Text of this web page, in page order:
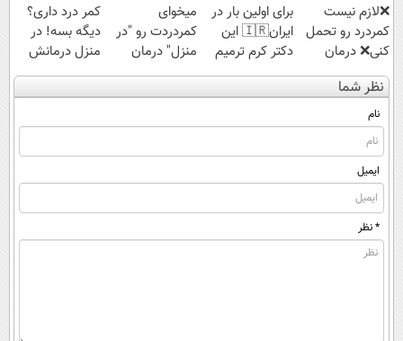
❌لازم نیست
کمردرد رو تحمل
کنی❌ درمان
بدون جراحی و
قرص
(پرسشنامه)
برای اولین بار در
ایران🇮🇷 این
دکتر کرم ترمیم
کننده 23 روزه
میخوای
کمردردت رو "در
منزل" درمان
کنی؟ (◂فیلم +
کمر درد داری؟
دیگه بسه! در
منزل درمانش
کن
نظر شما
نام
ایمیل
* نظر